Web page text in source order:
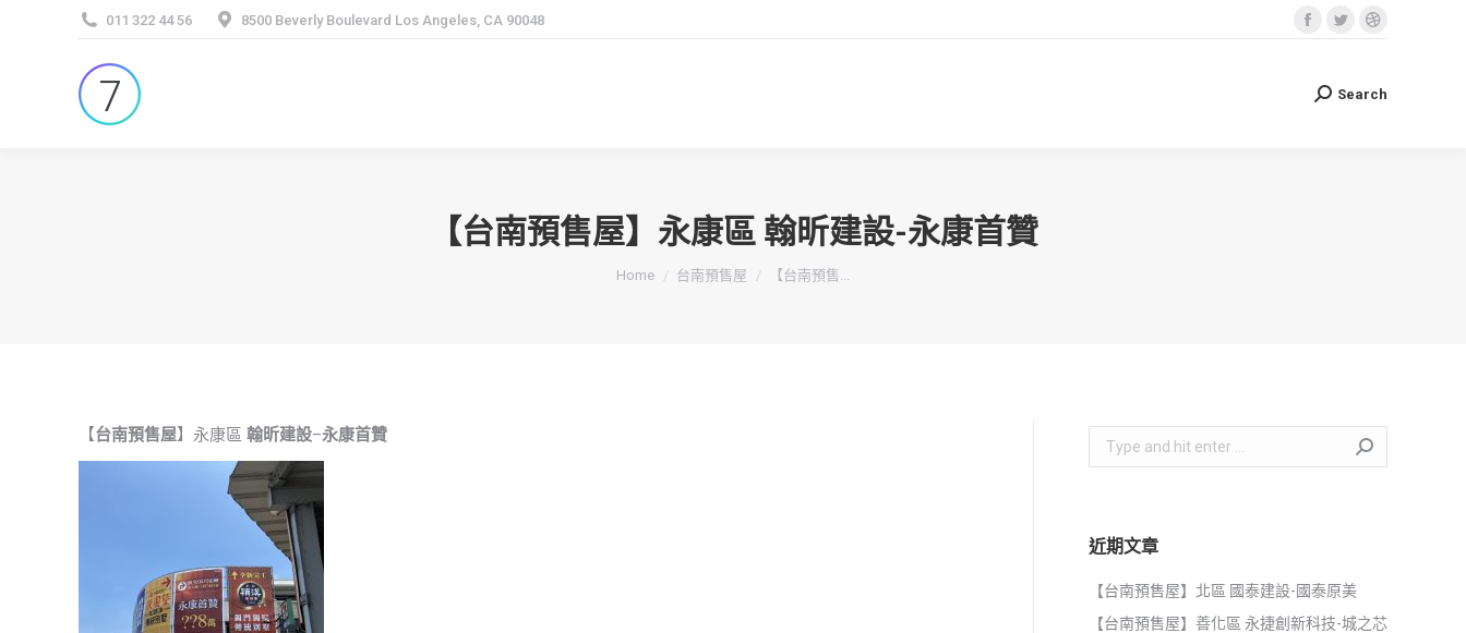
011 322 44 56 8500 Beverly Boulevard Los Angeles, CA 90048
Facebook
opens
Twitter
opens
Dribbble
opens
Search:
Search
【台南預售屋】永康區 翰昕建設-永康首贊
You are here:
Home 台南預售屋 【台南預售...
【台南預售屋】永康區 翰昕建設–永康首贊 Search:
近期文章
【台南預售屋】北區 國泰建設-國泰原美
【台南預售屋】善化區 永捷創新科技-城之芯
Search:
Search